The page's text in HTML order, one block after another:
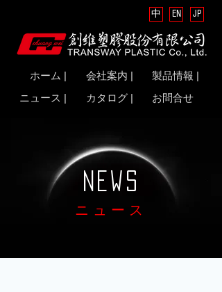
NEWS
ニュース
ホーム | 会社案内 |
製品情報 |
ニュース |
カタログ | お問合せ
中 EN JP